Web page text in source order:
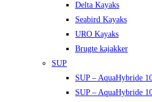
Delta Kayaks
Seabird Kayaks
URO Kayaks
Brugte kajakker
SUP
SUP – AquaHybride
SUP – AquaHybride